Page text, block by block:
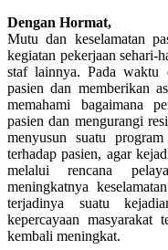
Dengan Hormat,
Mutu dan keselamatan
kegiatan pekerjaan sehari-
staf lainnya. Pada waktu
pasien dan memberikan
memahami bagaimana
pasien dan mengurangi
menyusun suatu
terhadap pasien, agar
melalui rencana
meningkatnya
terjadinya suatu
kepercayaan masyarakat
kembali meningkat.